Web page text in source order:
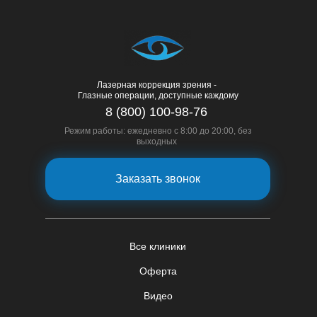
Лазерная коррекция зрения -
Глазные операции, доступные каждому
Оферта
Видео
Все клиники
8 (800) 100-98-76
Режим работы: ежедневно с 8:00 до 20:00, без
выходных
Заказать звонок